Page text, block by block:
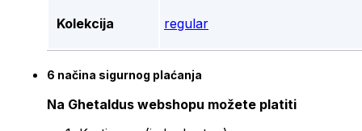
Kolekcija regular
6 načina sigurnog plaćanja
Na Ghetaldus webshopu možete platiti